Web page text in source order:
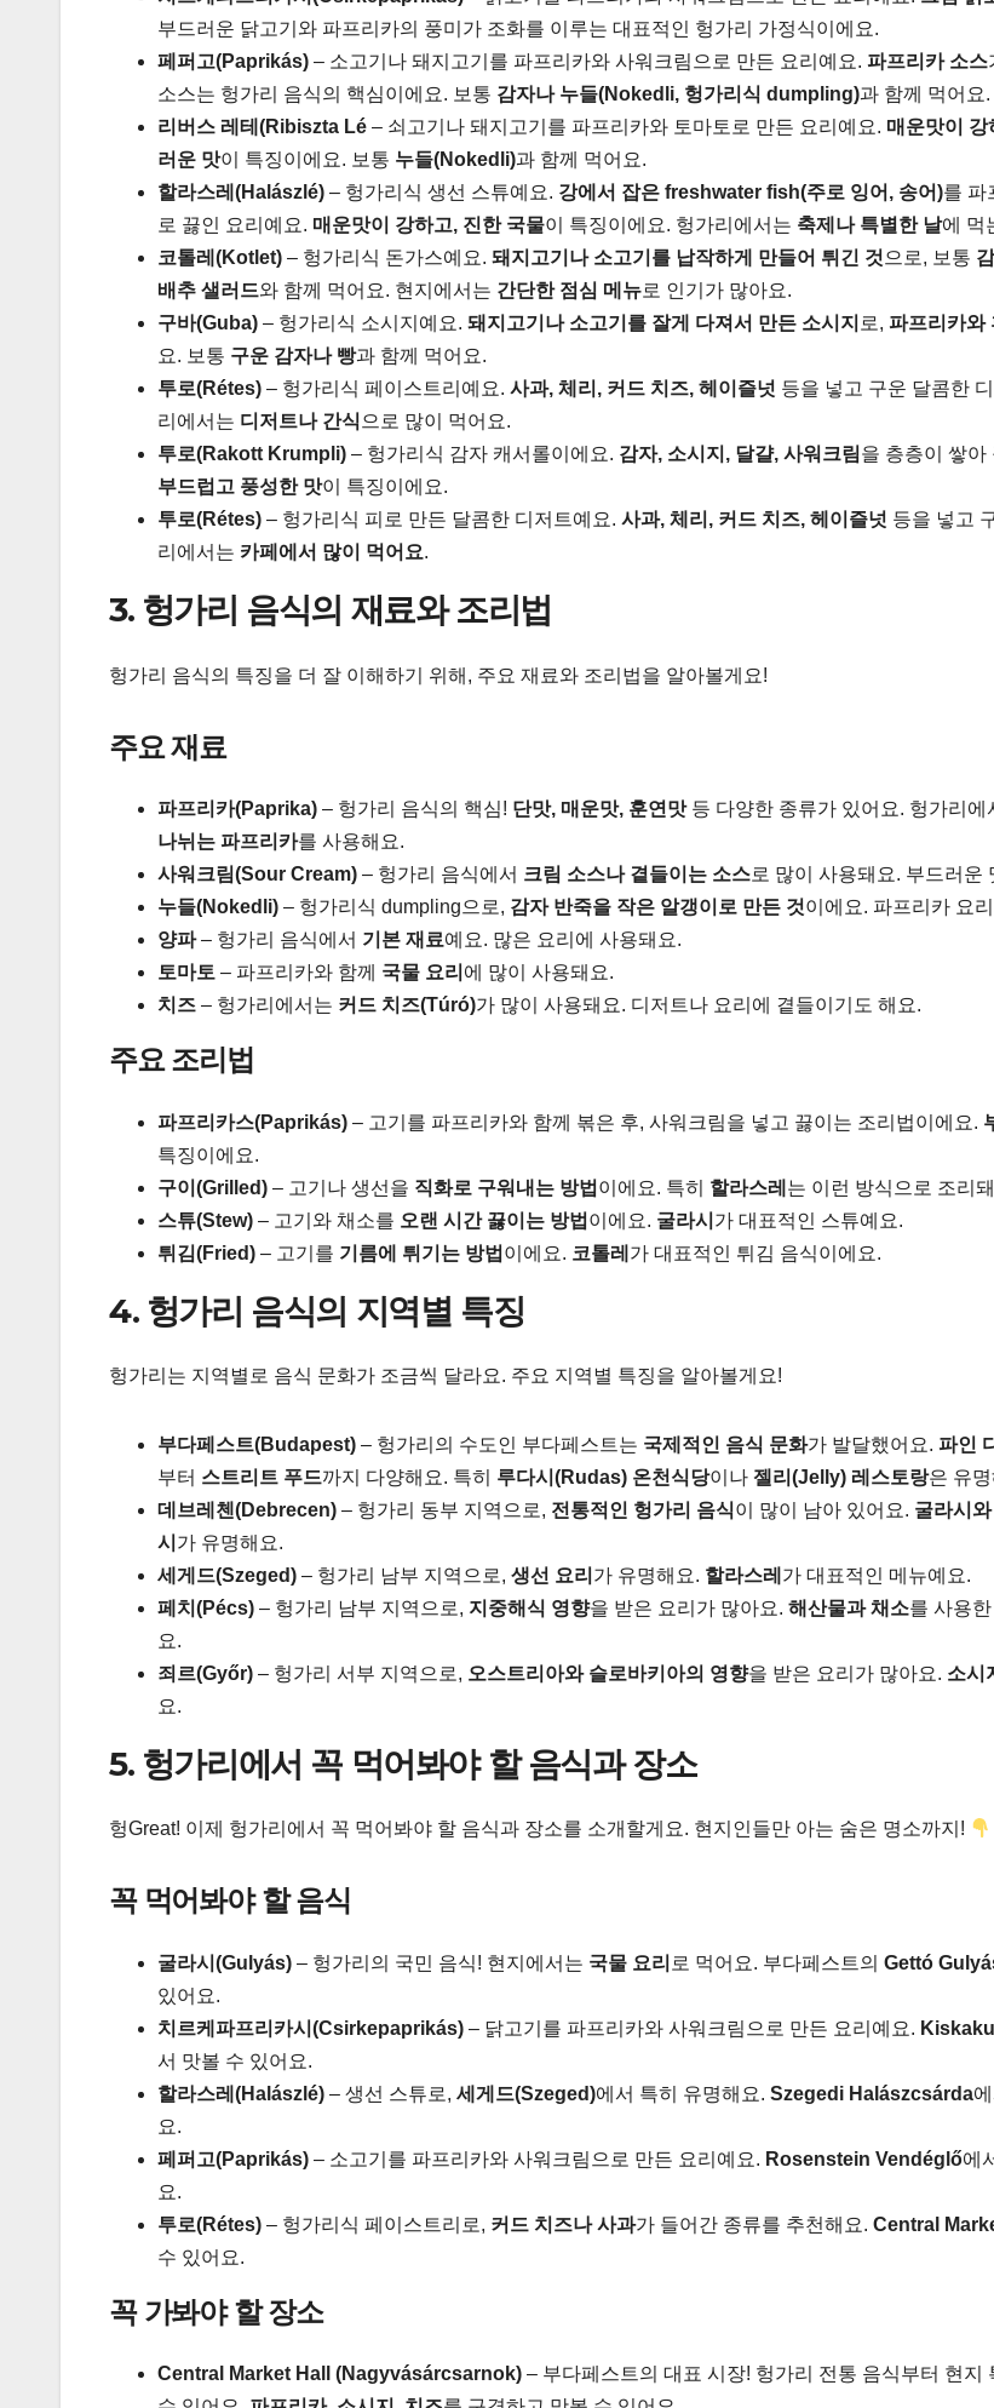
부드러운 닭고기와 파프리카의 풍미가 조화를 이루는 대표적인 헝가리 가정식이에요.
페퍼고(Paprikás) – 소고기나 돼지고기를 파프리카와 사워크림으로 만든 요리예요. 파프리카 소스
소스는 헝가리 음식의 핵심이에요. 보통 감자나 누들(Nokedli, 헝가리식 dumpling)과 함께 먹어요.
리버스 레테(Ribiszta Lé – 쇠고기나 돼지고기를 파프리카와 토마토로 만든 요리예요. 매운맛이 강
러운 맛이 특징이에요. 보통 누들(Nokedli)과 함께 먹어요.
할라스레(Halászlé) – 헝가리식 생선 스튜예요. 강에서 잡은 freshwater fish(주로 잉어, 송어)를 파
로 끓인 요리예요. 매운맛이 강하고, 진한 국물이 특징이에요. 헝가리에서는 축제나 특별한 날에 먹
코톨레(Kotlet) – 헝가리식 돈가스예요. 돼지고기나 소고기를 납작하게 만들어 튀긴 것으로, 보통
배추 샐러드와 함께 먹어요. 현지에서는 간단한 점심 메뉴로 인기가 많아요.
구바(Guba) – 헝가리식 소시지예요. 돼지고기나 소고기를 잘게 다져서 만든 소시지 로, 파프리카와
요. 보통 구운 감자나 빵과 함께 먹어요.
투로(Rétes) – 헝가리식 페이스트리예요. 사과, 체리, 커드 치즈, 헤이즐넛 등을 넣고 구운 달콤한
리에서는 디저트나 간식 으로 많이 먹어요.
투로(Rakott Krumpli) – 헝가리식 감자 캐서롤이에요. 감자, 소시지, 달걀, 사워크림을 층층이 쌓아
부드럽고 풍성한 맛이 특징이에요.
투로(Rétes) – 헝가리식 피로 만든 달콤한 디저트예요. 사과, 체리, 커드 치즈, 헤이즐넛 등을 넣고
리에서는 카페에서 많이 먹어요.
3. 헝가리 음식의 재료와 조리법
헝가리 음식의 특징을 더 잘 이해하기 위해, 주요 재료와 조리법을 알아볼게요!
주요 재료
파프리카(Paprika) – 헝가리 음식의 핵심! 단맛, 매운맛, 훈연맛등 다양한 종류가 있어요. 헝가리에
나뉘는 파프리카를 사용해요.
사워크림(Sour Cream) – 헝가리 음식에서 크림 소스나 곁들이는 소스로 많이 사용돼요. 부드러운
누들(Nokedli) – 헝가리식 dumpling으로, 감자 반죽을 작은 알갱이로 만든 것이에요. 파프리카 요
양파– 헝가리 음식에서 기본 재료예요. 많은 요리에 사용돼요.
토마토 – 파프리카와 함께 국물 요리 에 많이 사용돼요.
치즈 – 헝가리에서는 커드 치즈(Túró)가 많이 사용돼요. 디저트나 요리에 곁들이기도 해요.
주요 조리법
파프리카스(Paprikás) – 고기를 파프리카와 함께 볶은 후, 사워크림을 넣고 끓이는 조리법이에요.
특징이에요.
구이(Grilled) – 고기나 생선을 직화로 구워내는 방법 이에요. 특히 할라스레 는 이런 방식으로 조리
스튜(Stew) – 고기와 채소를 오랜 시간 끓이는 방법 이에요. 굴라시 가 대표적인 스튜예요.
튀김(Fried) – 고기를 기름에 튀기는 방법 이에요. 코톨레 가 대표적인 튀김 음식이에요.
4. 헝가리 음식의 지역별 특징
헝가리는 지역별로 음식 문화가 조금씩 달라요. 주요 지역별 특징을 알아볼게요!
부다페스트(Budapest) – 헝가리의 수도인 부다페스트는 국제적인 음식 문화가 발달했어요. 파인
부터 스트리트 푸드까지 다양해요. 특히 루다시(Rudas) 온천식당이나 젤리(Jelly) 레스토랑은 유
데브레첸(Debrecen) – 헝가리 동부 지역으로, 전통적인 헝가리 음식이 많이 남아 있어요. 굴라시
시 가 유명해요.
세게드(Szeged) – 헝가리 남부 지역으로, 생선 요리 가 유명해요. 할라스레 가 대표적인 메뉴예요.
페치(Pécs) – 헝가리 남부 지역으로, 지중해식 영향을 받은 요리가 많아요. 해산물과 채소를 사용
요.
죄르(Győr) – 헝가리 서부 지역으로, 오스트리아와 슬로바키아의 영향을 받은 요리가 많아요. 소시
요.
5. 헝가리에서 꼭 먹어봐야 할 음식과 장소
헝Great! 이제 헝가리에서 꼭 먹어봐야 할 음식과 장소를 소개할게요. 현지인들만 아는 숨은 명소까지!
꼭 먹어봐야 할 음식
굴라시(Gulyás) – 헝가리의 국민 음식! 현지에서는 국물 요리 로 먹어요. 부다페스트의 Gettó
있어요.
치르케파프리카시(Csirkepaprikás) – 닭고기를 파프리카와 사워크림으로 만든 요리예요.
서 맛볼 수 있어요.
할라스레(Halászlé) – 생선 스튜로, 세게드(Szeged)에서 특히 유명해요. Szegedi Halászcsárda
요.
페퍼고(Paprikás) – 소고기를 파프리카와 사워크림으로 만든 요리예요. Rosenstein Vendéglő에
요.
투로(Rétes) – 헝가리식 페이스트리로, 커드 치즈나 사과가 들어간 종류를 추천해요. Central
수 있어요.
꼭 가봐야 할 장소
Central Market Hall (Nagyvásárcsarnok) – 부다페스트의 대표 시장! 헝가리 전통 음식부터 현지